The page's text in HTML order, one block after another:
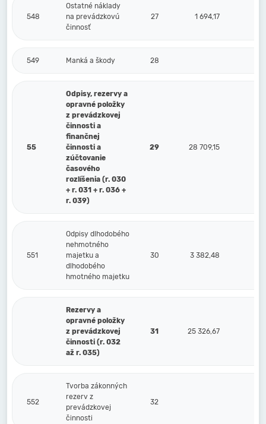
548
Ostatné náklady
na prevádzkovú
činnosť
27 1 694,17
549 Manká a škody 28
55
Odpisy, rezervy a
opravné položky
z prevádzkovej
činnosti a
finančnej
činnosti a
zúčtovanie
časového
rozlíšenia (r. 030
+ r. 031 + r. 036 +
r. 039)
29 28 709,15
551
Odpisy dlhodobého
nehmotného
majetku a
dlhodobého
hmotného majetku
30 3 382,48
Rezervy a
opravné položky
z prevádzkovej
činnosti (r. 032
až r. 035)
31 25 326,67
552
Tvorba zákonných
rezerv z
prevádzkovej
činnosti
32